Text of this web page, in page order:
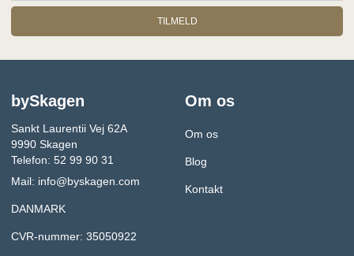
TILMELD
bySkagen
Sankt Laurentii Vej 62A
9990 Skagen
Telefon: 52 99 90 31
Mail: info@byskagen.com
DANMARK
CVR-nummer: 35050922
Om os
Om os
Blog
Kontakt